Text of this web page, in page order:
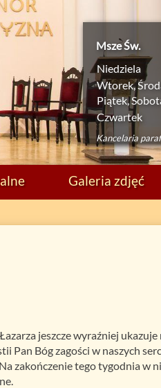
Msze Św.
Niedziela
Wtorek,
Piątek,
Czwartek
Kancelaria
Galeria zdjęć
jeszcze wyraźniej ukazuje
Pan Bóg zagości w naszych
zakończenie tego tygodnia w